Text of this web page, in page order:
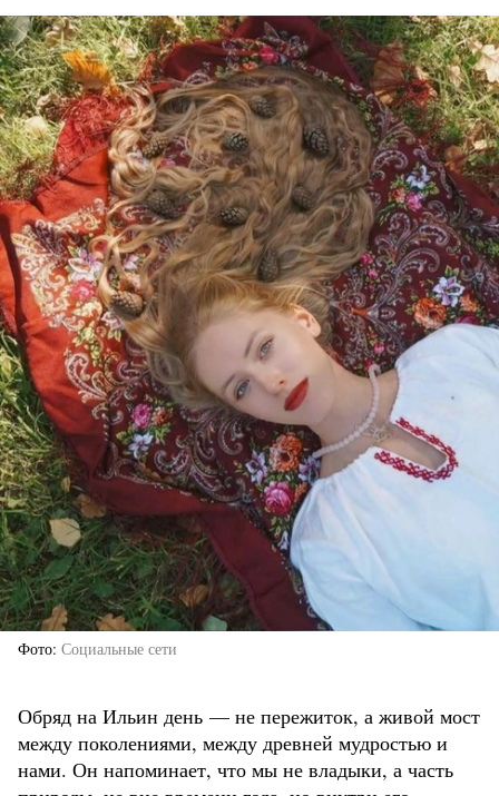
Фото Социальные сети
Обряд на Ильин день — не пережиток, а живой мост
между поколениями, между древней мудростью и
нами. Он напоминает, что мы не владыки, а часть